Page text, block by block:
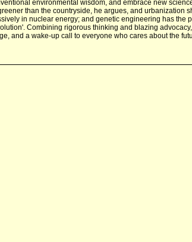
environmental wisdom, and embrace new
than the countryside, he argues, and urbanization
in nuclear energy; and genetic engineering has the
Combining rigorous thinking and blazing
and a wake-up call to everyone who cares about the